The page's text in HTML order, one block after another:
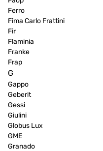
Ferro
Fima Carlo Frattini
Fir
Flaminia
Franke
Frap
G
Gappo
Geberit
Gessi
Giulini
Globus Lux
GME
Granado